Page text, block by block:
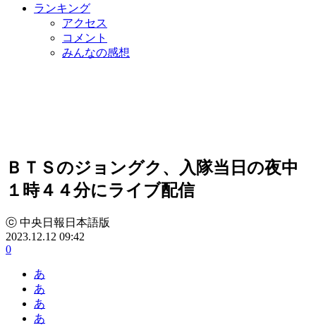
ランキング
アクセス
コメント
みんなの感想
ＢＴＳのジョングク、入隊当日の夜中
１時４４分にライブ配信
ⓒ 中央日報日本語版
2023.12.12 09:42
0
あ
あ
あ
あ